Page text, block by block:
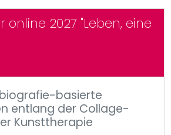
online 2027 "Leben, eine
biografie-basierte
entlang der Collage-
Kunsttherapie